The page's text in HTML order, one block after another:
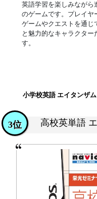
英語学習を楽しみながら
のゲームです。プレイヤ
ゲームやクエストを通じ
と魅力的なキャラクター
す。
小学校英語 エイタンザ
高校英単語
3位